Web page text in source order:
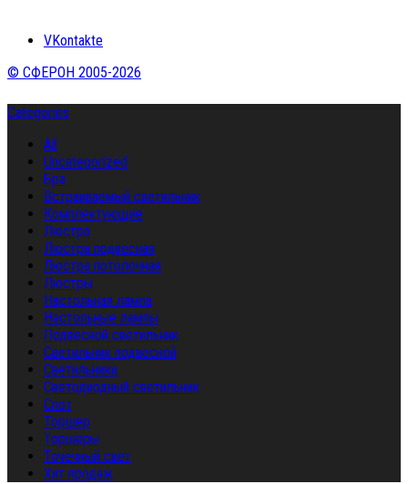
VKontakte
© СФЕРОН 2005-2026
Categories
All
Uncategorized
Бра
Встраиваемый светильник
Комплектующие
Люстра
Люстра подвесная
Люстра потолочная
Люстры
Настольная лампа
Настольные лампы
Подвесной светильник
Светильник подвесной
Светильники
Светодиодный светильник
Спот
Торшер
Торшеры
Точечный свет
Хит продаж